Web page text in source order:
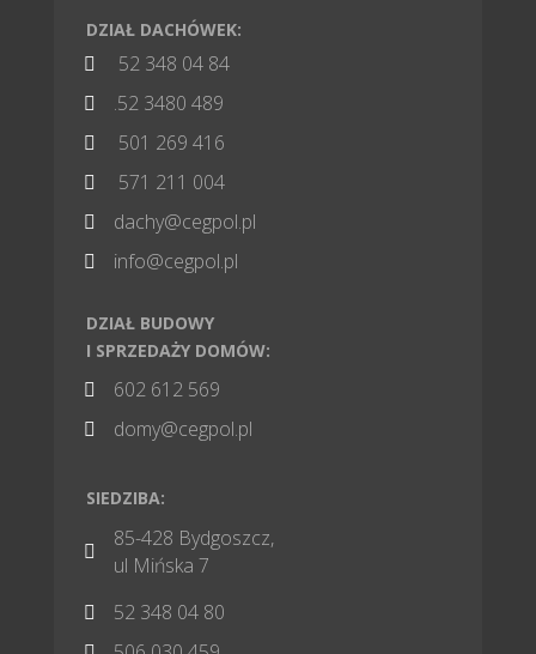
DZIAŁ DACHÓWEK:
 52 348 04 84
 .52 3480 489
 501 269 416
 571 211 004
 dachy@cegpol.pl
 info@cegpol.pl
DZIAŁ BUDOWY
I SPRZEDAŻY DOMÓW:
 602 612 569
 domy@cegpol.pl
SIEDZIBA:

85-428 Bydgoszcz,
ul Mińska 7
 52 348 04 80